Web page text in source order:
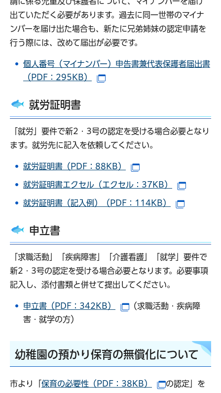
出ていただく必要があります。過去に同一世帯のマイナ
ンバーを届け出た場合も、新たに兄弟姉妹の認定申請を
行う際には、改めて届出が必要です。
個人番号（マイナンバー）申告書兼代表保護者届出書
（PDF：295KB）
就労証明書
「就労」要件で新2・3号の認定を受ける場合必要となり
ます。就労先に記入を依頼してください。
就労証明書（PDF：88KB）
就労証明書エクセル（エクセル：37KB）
就労証明書（記入例）（PDF：114KB）
申立書
「求職活動」「疾病障害」「介護看護」「就学」要件で
新2・3号の認定を受ける場合必要となります。必要事項
記入し、添付書類と併せて提出してください。
申立書（PDF：342KB） （別ウインドウで開きま
（求職活動・疾病障
害・就学の方）
幼稚園の預かり保育の無償化について
市より「 保育の必要性（PDF：38KB） （別ウインド
の認定」を